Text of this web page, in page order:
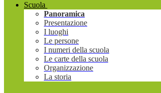
Scuola
Panoramica
Presentazione
I luoghi
Le persone
I numeri della scuola
Le carte della scuola
Organizzazione
La storia